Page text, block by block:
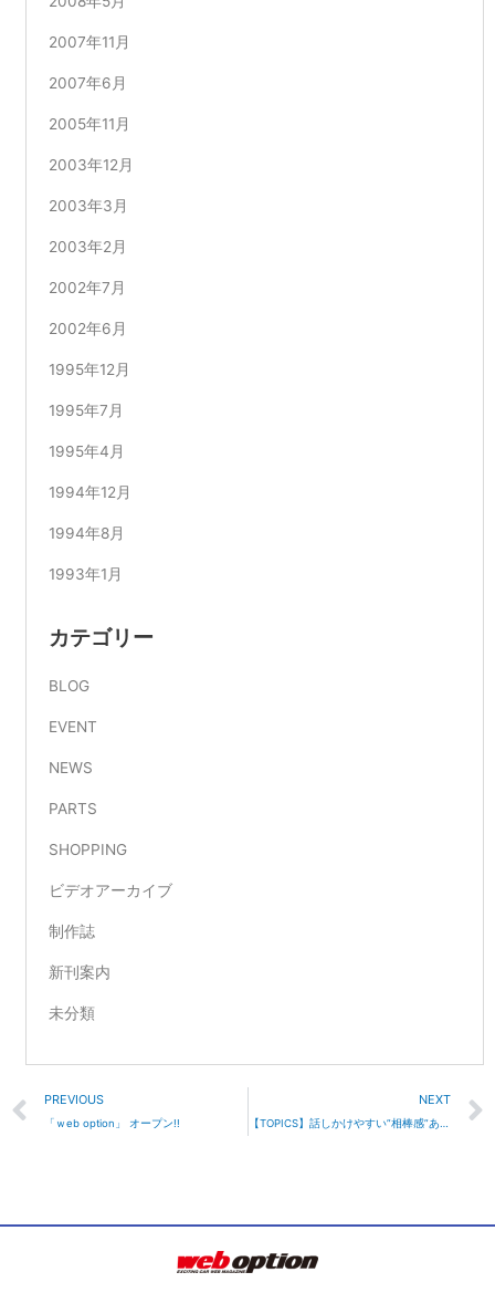
2007年11月
2007年6月
2005年11月
2003年12月
2003年3月
2003年2月
2002年7月
2002年6月
1995年12月
1995年7月
1995年4月
1994年12月
1994年8月
1993年1月
カテゴリー
BLOG
EVENT
NEWS
PARTS
SHOPPING
ビデオアーカイブ
制作誌
新刊案内
未分類
Prev
PREVIOUS
「ｗeb option」 オープン!!
NEXT